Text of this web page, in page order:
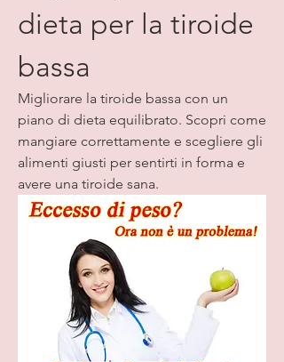
dieta per la tiroide
bassa
Migliorare la tiroide bassa con un
piano di dieta equilibrato. Scopri come
mangiare correttamente e scegliere gli
alimenti giusti per sentirti in forma e
avere una tiroide sana.